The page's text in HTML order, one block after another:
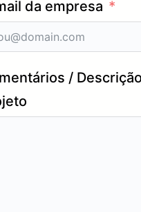
da empresa
/